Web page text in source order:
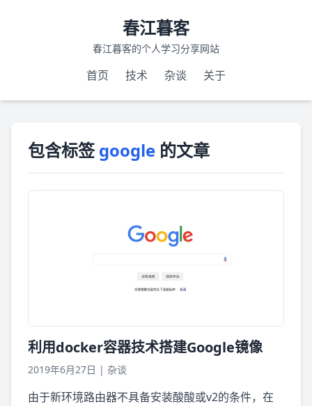
春江暮客
春江暮客的个人学习分享网站
首页 技术 杂谈 关于
包含标签google 的文章
利用docker容器技术搭建Google镜像
2019年6月27日 | 杂谈
由于新环境路由器不具备安装酸酸或v2的条件，在